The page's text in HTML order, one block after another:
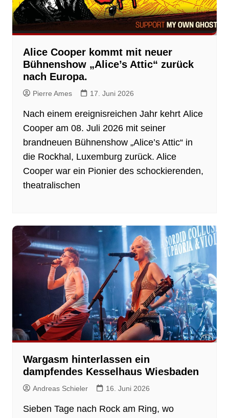
Alice Cooper kommt mit neuer
Bühnenshow „Alice’s Attic“ zurück
nach Europa.
Pierre Ames 17. Juni 2026
Nach einem ereignisreichen Jahr kehrt Alice
Cooper am 08. Juli 2026 mit seiner
brandneuen Bühnenshow „Alice’s Attic“ in
die Rockhal, Luxemburg zurück. Alice
Cooper war ein Pionier des schockierenden,
theatralischen
Wargasm hinterlassen ein
dampfendes Kesselhaus Wiesbaden
Andreas Schieler 16. Juni 2026
Sieben Tage nach Rock am Ring, wo